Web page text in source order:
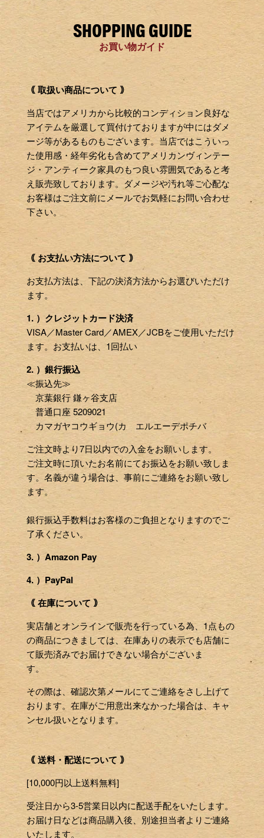
SHOPPING GUIDE
お買い物ガイド
｟ 取扱い商品について ｠
当店ではアメリカから比較的コンディション良好な
アイテムを厳選して買付けておりますが中にはダメ
ージ等があるものもございます。当店ではこういっ
た使用感・経年劣化も含めてアメリカンヴィンテー
ジ・アンティーク家具のもつ良い雰囲気であると考
え販売致しております。ダメージや汚れ等ご心配な
お客様はご注文前にメールでお気軽にお問い合わせ
下さい。
｟ お支払い方法について ｠
お支払方法は、下記の決済方法からお選びいただけ
ます。
1. ）クレジットカード決済
VISA／Master Card／AMEX／JCBをご使用いただけ
ます。お支払いは、1回払い
2. ）銀行振込
≪振込先≫
京葉銀行 鎌ヶ谷支店
普通口座 5209021
カマガヤコウギョウ(カ エルエーデポチバ
ご注文時より7日以内での入金をお願いします。
ご注文時に頂いたお名前にてお振込をお願い致しま
す。名義が違う場合は、事前にご連絡をお願い致し
ます。
銀行振込手数料はお客様のご負担となりますのでご
了承ください。
3. ）Amazon Pay
4. ）PayPal
｟ 在庫について ｠
実店舗とオンラインで販売を行っている為、1点もの
の商品につきましては、在庫ありの表示でも店舗に
て販売済みでお届けできない場合がございま
す。
その際は、確認次第メールにてご連絡をさし上げて
おります。在庫がご用意出来なかった場合は、キャ
ンセル扱いとなります。
｟ 送料・配送について ｠
[10,000円以上送料無料]
受注日から3-5営業日以内に配送手配をいたします。
お届け日などは商品購入後、別途担当者よりご連絡
いたします。